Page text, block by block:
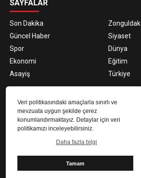
Veri politikasındaki amaçlarla sınırlı ve
mevzuata uygun şekilde çerez
konumlandırmaktayız. Detaylar için veri
politikamızı inceleyebilirsiniz.
Daha fazla bilgi
Tamam
SAYFALAR
Son Dakika
Zonguldak
Güncel Haber
Siyaset
Spor
Dünya
Ekonomi
Eğitim
Asayiş
Türkiye